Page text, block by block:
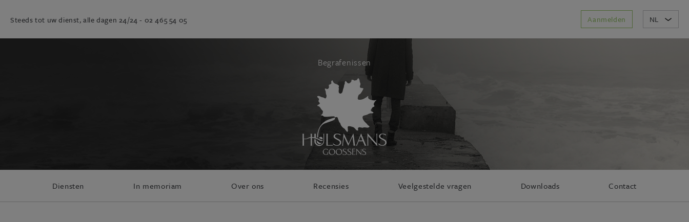
Steeds tot uw dienst, alle dagen 24/24 - 02 465 54 05 Aanmelden NL
Begrafenissen
Diensten In memoriam Over ons Recensies Veelgestelde vragen Downloads Contact